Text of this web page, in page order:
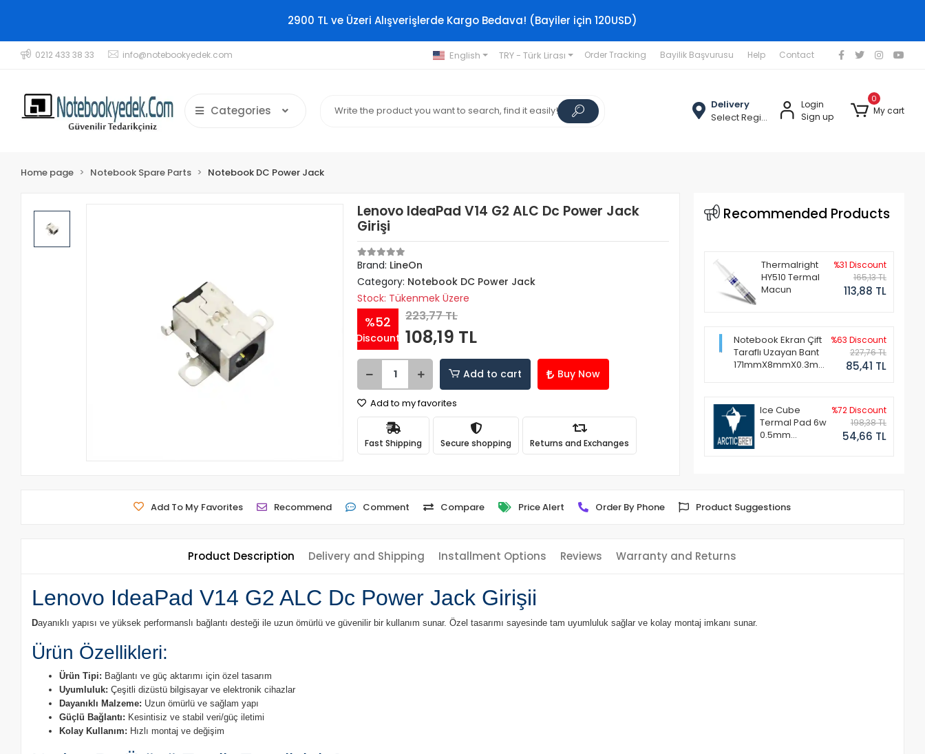
2900 TL ve Üzeri Alışverişlerde Kargo Bedava! (Bayiler için 120USD)
0212 433 38 33 info@notebookyedek.com English TRY - Türk Lirası Order Tracking Bayilik Başvurusu Help Contact
Categories
Delivery
Select Region
Login
Sign up
0
My cart
Home page Notebook Spare Parts Notebook DC Power Jack
Lenovo IdeaPad V14 G2 ALC Dc Power Jack
Girişi
Brand: LineOn
Category: Notebook DC Power Jack
Stock: Tükenmek Üzere
%52
Discount
223,77 TL
108,19 TL
Add to cart Buy Now
Add to my favorites
Fast Shipping Secure shopping Returns and Exchanges
Recommended Products
Thermalright
HY510 Termal
Macun
%31 Discount
165,13 TL
113,88 TL
Notebook Ekran Çift
Taraflı Uzayan Bant
171mmX8mmX0.3mm
%63 Discount
227,76 TL
85,41 TL
Ice Cube
Termal Pad 6w
0.5mm
%72 Discount
198,38 TL
54,66 TL
Add To My Favorites Recommend Comment Compare Price Alert Order By Phone Product Suggestions
Product Description Delivery and Shipping Installment Options Reviews Warranty and Returns
Lenovo IdeaPad V14 G2 ALC Dc Power Jack Girişii
Dayanıklı yapısı ve yüksek performanslı bağlantı desteği ile uzun ömürlü ve güvenilir bir kullanım sunar. Özel tasarımı sayesinde tam uyumluluk sağlar ve kolay montaj imkanı sunar.
Ürün Özellikleri:
Ürün Tipi: Bağlantı ve güç aktarımı için özel tasarım
Uyumluluk: Çeşitli dizüstü bilgisayar ve elektronik cihazlar
Dayanıklı Malzeme: Uzun ömürlü ve sağlam yapı
Güçlü Bağlantı: Kesintisiz ve stabil veri/güç iletimi
Kolay Kullanım: Hızlı montaj ve değişim